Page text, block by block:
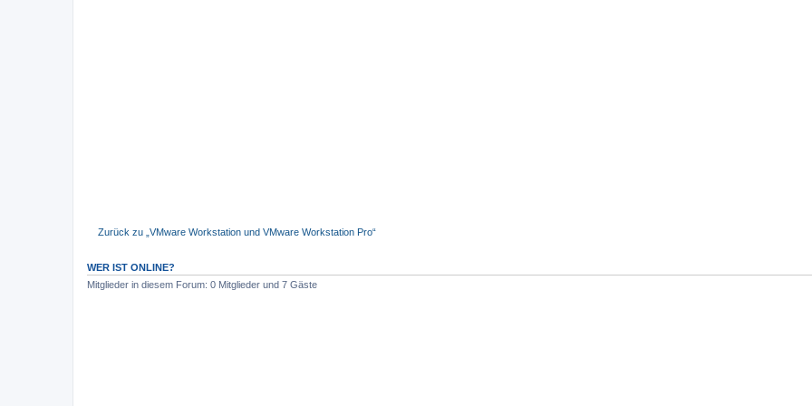
Zurück zu „VMware Workstation und VMware Workstation Pro“
WER IST ONLINE?
Mitglieder in diesem Forum: 0 Mitglieder und 7 Gäste